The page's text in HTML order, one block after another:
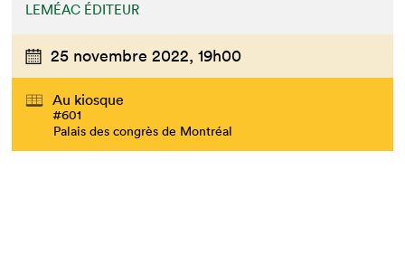
LEMÉAC ÉDITEUR
25 novembre 2022, 19h00
Au kiosque
#601
Palais des congrès de Montréal